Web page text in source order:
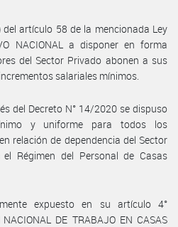
artículo 58 de la mencionada Ley
NACIONAL a disponer en forma
del Sector Privado abonen a sus
salariales mínimos.
del Decreto N° 14/2020 se dispuso
y uniforme para todos los
relación de dependencia del Sector
Régimen del Personal de Casas
expuesto en su artículo 4°
DE TRABAJO EN CASAS